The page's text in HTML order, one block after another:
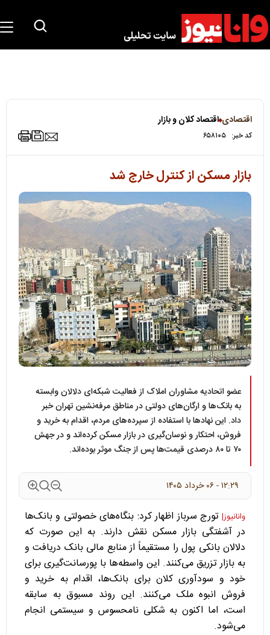
اقتصادی اقتصاد کلان و بازار
کد خبر: ۶۵۸۱۰۵
بازار مسکن از کنترل خارج شد
عضو اتحادیه مشاوران املاک از فعالیت شبکه‌ای دلالان وابسته
به بانک‌ها و ارگان‌های دولتی در مناطق مرفه‌نشین تهران خبر
داد. این نهاد‌ها با استفاده از سپرده‌های مردم، اقدام به خرید و
فروش، احتکار و نوسان‌گیری در بازار مسکن کرده‌اند و در جهش
۷۰ تا ۸۰ درصدی قیمت‌ها پس از جنگ موثر بوده‌اند.
۱۲:۲۹ - ۰۶ خرداد ۱۴۰۵
وانانیوز| تورج سرباز اظهار کرد: بنگاه‌های خصولتی و بانک‌ها
در آشفتگی بازار مسکن نقش دارند. به این صورت که
دلالان بانکی پول را مستقیماً از منابع مالی بانک دریافت و
به بازار تزریق می‌کنند. این واسطه‌ها با پورسانت‌گیری برای
خود و سودآوری کلان برای بانک‌ها، اقدام به خرید و
فروش انبوه ملک می‌کنند. این روند مسبوق به سابقه
است، اما اکنون به شکلی نامحسوس و سیستمی انجام
می‌شود.